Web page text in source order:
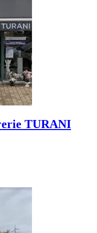
TURANI